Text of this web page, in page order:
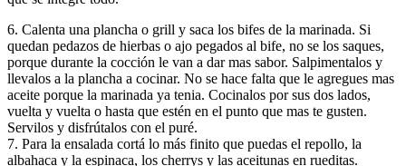
6. Calenta una plancha o grill y saca los bifes de la marinada. Si
quedan pedazos de hierbas o ajo pegados al bife, no se los saques,
porque durante la cocción le van a dar mas sabor. Salpimentalos y
llevalos a la plancha a cocinar. No se hace falta que le agregues mas
aceite porque la marinada ya tenia. Cocinalos por sus dos lados,
vuelta y vuelta o hasta que estén en el punto que mas te gusten.
Servilos y disfrútalos con el puré.
7. Para la ensalada cortá lo más finito que puedas el repollo, la
albahaca y la espinaca, los cherrys y las aceitunas en rueditas.